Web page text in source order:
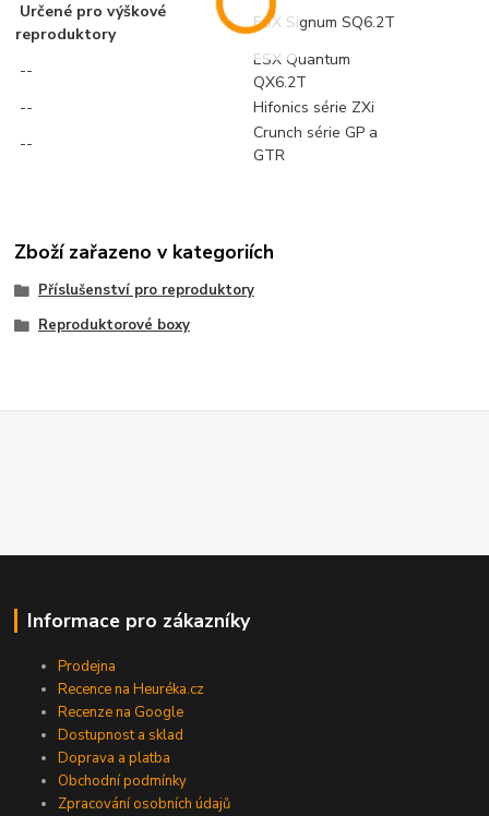
Určené pro výškové
reproduktory
ESX Signum SQ6.2T
--
ESX Quantum
QX6.2T
--
Hifonics série ZXi
--
Crunch série GP a
GTR
Zboží zařazeno v kategoriích
Příslušenství pro reproduktory
Reproduktorové boxy
Informace pro zákazníky
Prodejna
Recence na Heuréka.cz
Recenze na Google
Dostupnost a sklad
Doprava a platba
Obchodní podmínky
Zpracování osobních údajů